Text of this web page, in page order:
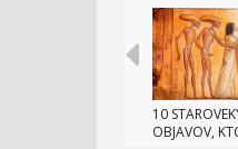
10
OBJAVOV,